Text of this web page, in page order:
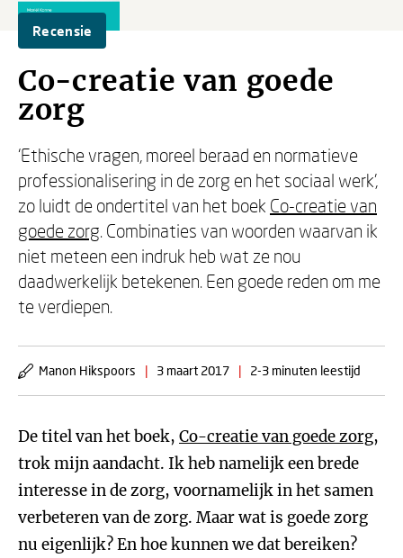
Recensie
Co-creatie van goede
zorg
‘Ethische vragen, moreel beraad en normatieve
professionalisering in de zorg en het sociaal werk’,
zo luidt de ondertitel van het boek Co-creatie van
goede zorg. Combinaties van woorden waarvan ik
niet meteen een indruk heb wat ze nou
daadwerkelijk betekenen. Een goede reden om me
te verdiepen.
Manon Hikspoors | 3 maart 2017 | 2-3 minuten leestijd
De titel van het boek, Co-creatie van goede zorg,
trok mijn aandacht. Ik heb namelijk een brede
interesse in de zorg, voornamelijk in het samen
verbeteren van de zorg. Maar wat is goede zorg
nu eigenlijk? En hoe kunnen we dat bereiken?